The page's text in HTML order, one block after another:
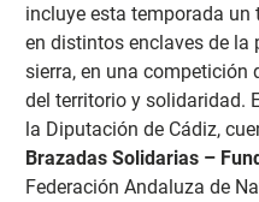
incluye esta temporada
en distintos enclaves de la
sierra, en una competición
del territorio y solidaridad.
la Diputación de Cádiz,
Brazadas Solidarias –
Federación Andaluza de